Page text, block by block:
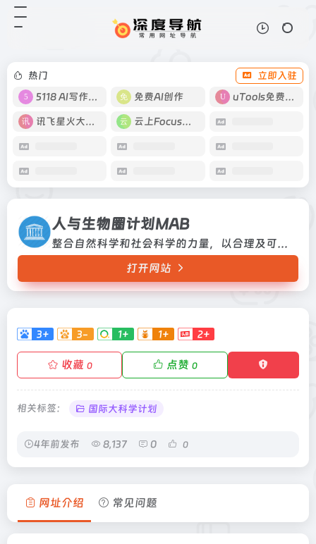
热门
立即入驻
5118 AI写作工具
免费AI创作 uTools免费工具箱
讯飞星火大模型 云上Focus接码
人与生物圈计划MAB
整合自然科学和社会科学的力量，以合理及可持续地利用和保护全球生物圈资源，增进人类及其生存环境之间的全方位的关系。整合自然科学和社会科学的力量，以合理及可持续地利用和保护全球生物圈资源，增进人类及其生存环境之间的全方位的关系。
打开网站
3+ 3- 1+ 1+ 2+
收藏 0 点赞 0
相关标签： 国际大科学计划
4年前发布 8,137 0 0
人与生物圈计划MAB
合理及可持续地利用和保护全球生物
圈资源，增进人类及其生存环境之间
会科学的力量，以合理及可持续地
利...
网址介绍 常见问题